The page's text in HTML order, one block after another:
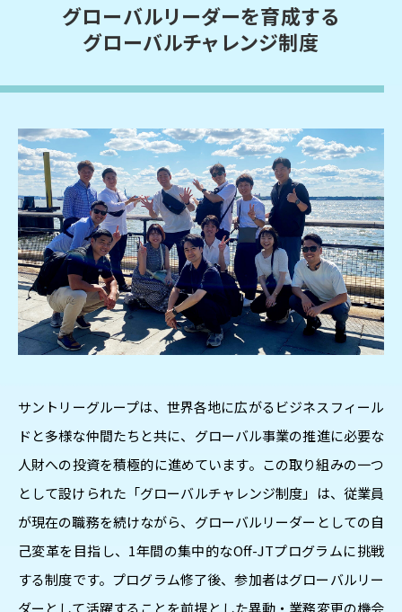
グローバルリーダーを育成する
グローバルチャレンジ制度
サントリーグループは、世界各地に広がるビジネスフィール
ドと多様な仲間たちと共に、グローバル事業の推進に必要な
人財への投資を積極的に進めています。この取り組みの一つ
として設けられた「グローバルチャレンジ制度」は、従業員
が現在の職務を続けながら、グローバルリーダーとしての自
己変革を目指し、1年間の集中的なOff-JTプログラムに挑戦
する制度です。プログラム修了後、参加者はグローバルリー
ダーとして活躍することを前提とした異動・業務変更の機会